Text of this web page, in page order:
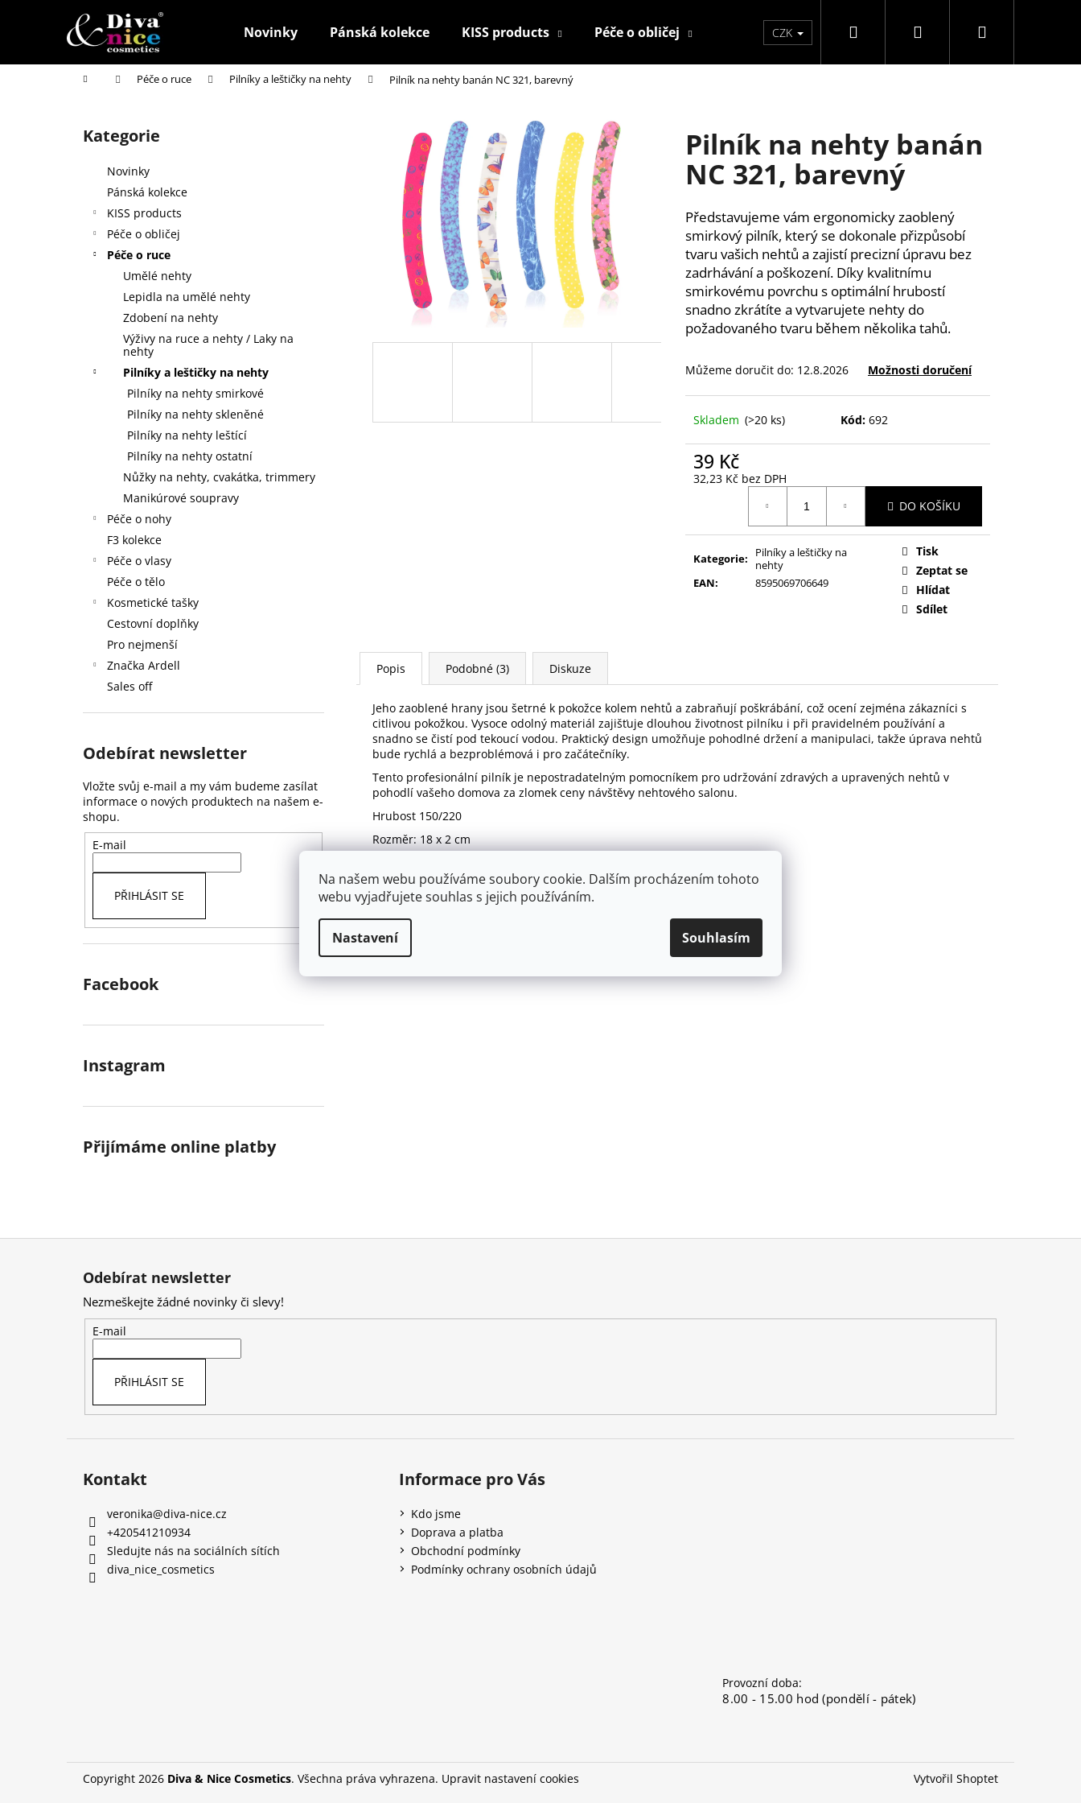
Na našem webu používáme soubory cookie. Dalším procházením tohoto
webu vyjadřujete souhlas s jejich používáním.
Nastavení Souhlasím
Novinky Pánská kolekce KISS products Péče o obličej Péče o ruce Péče o nohy F3 kolekce
CZK Hledat PřihlášeníNákupní
Domů Péče o ruce Pilníky a leštičky na nehty Pilník na nehty banán NC 321, barevný
Přeskočit
kategorie
Kategorie
Novinky
Pánská kolekce
KISS products
Péče o obličej
Péče o ruce
Umělé nehty
Lepidla na umělé nehty
Zdobení na nehty
Výživy na ruce a nehty / Laky na
nehty
Pilníky a leštičky na nehty
Pilníky na nehty smirkové
Pilníky na nehty skleněné
Pilníky na nehty leštící
Pilníky na nehty ostatní
Nůžky na nehty, cvakátka, trimmery
Manikúrové soupravy
Péče o nohy
F3 kolekce
Péče o vlasy
Péče o tělo
Kosmetické tašky
Cestovní doplňky
Pro nejmenší
Značka Ardell
Sales off
Odebírat newsletter
Vložte svůj e-mail a my vám budeme zasílat
informace o nových produktech na našem e-
shopu.
E-mail
PŘIHLÁSIT SE
Facebook
Instagram
Přijímáme online platby
Pilník na nehty banán
NC 321, barevný
Představujeme vám ergonomicky zaoblený
smirkový pilník, který se dokonale přizpůsobí
tvaru vašich nehtů a zajistí precizní úpravu bez
zadrhávání a poškození. Díky kvalitnímu
smirkovému povrchu s optimální hrubostí
snadno zkrátíte a vytvarujete nehty do
požadovaného tvaru během několika tahů.
Můžeme doručit do: 12.8.2026 Možnosti doručení
Skladem (>20 ks) Kód: 692
39 Kč
32,23 Kč bez DPH
DO KOŠÍKU
Kategorie:
Pilníky a leštičky na
nehty
EAN: 8595069706649
Tisk
Zeptat se
Hlídat
Sdílet
Popis Podobné (3) Diskuze
Jeho zaoblené hrany jsou šetrné k pokožce kolem nehtů a zabraňují poškrábání, což ocení zejména zákazníci s
citlivou pokožkou. Vysoce odolný materiál zajišťuje dlouhou životnost pilníku i při pravidelném používání a
snadno se čistí pod tekoucí vodou. Praktický design umožňuje pohodlné držení a manipulaci, takže úprava nehtů
bude rychlá a bezproblémová i pro začátečníky.
Tento profesionální pilník je nepostradatelným pomocníkem pro udržování zdravých a upravených nehtů v
pohodlí vašeho domova za zlomek ceny návštěvy nehtového salonu.
Hrubost 150/220
Rozměr: 18 x 2 cm
í
Zpět
do
Zpět
do
Co potřebujete najít?
HLEDAT
Doporučujeme
HOUBIČKA NA MAKE-UP, KULATÁ
59 Kč
KONTUROVACÍ TUŽKA NA OČI NALEPOVACÍ ŘASY SAMOLEPÍCÍ WISPY
Odebírat newsletter
Nezmeškejte žádné novinky či slevy!
E-mail
PŘIHLÁSIT SE
Kontakt
veronika@diva-nice.cz
+420541210934
Sledujte nás na sociálních sítích
diva_nice_cosmetics
Informace pro Vás
Kdo jsme
Doprava a platba
Obchodní podmínky
Podmínky ochrany osobních údajů
Provozní doba:
8.00 - 15.00 hod (pondělí - pátek)
Vytvořil Shoptet
Copyright 2026 Diva & Nice Cosmetics. Všechna práva vyhrazena. Upravit nastavení cookies